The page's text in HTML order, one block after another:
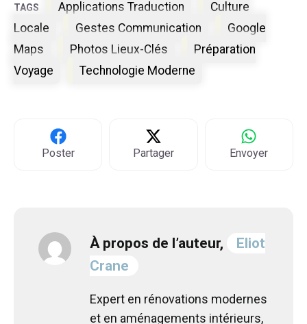
Étiquettes
Applications Traduction
Culture
Locale
Gestes Communication
Google
Maps
Photos Lieux-Clés
Préparation
Voyage
Technologie Moderne
Poster Partager Envoyer
À propos de l’auteur,
Eliot
Crane
Expert en rénovations modernes
et en aménagements intérieurs,